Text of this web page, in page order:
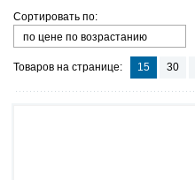
Сортировать по:
по цене по возрастанию
Товаров на странице: 15 30